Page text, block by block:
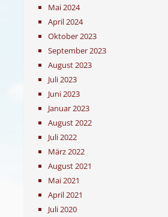
Mai 2024
April 2024
Oktober 2023
September 2023
August 2023
Juli 2023
Juni 2023
Januar 2023
August 2022
Juli 2022
März 2022
August 2021
Mai 2021
April 2021
Juli 2020